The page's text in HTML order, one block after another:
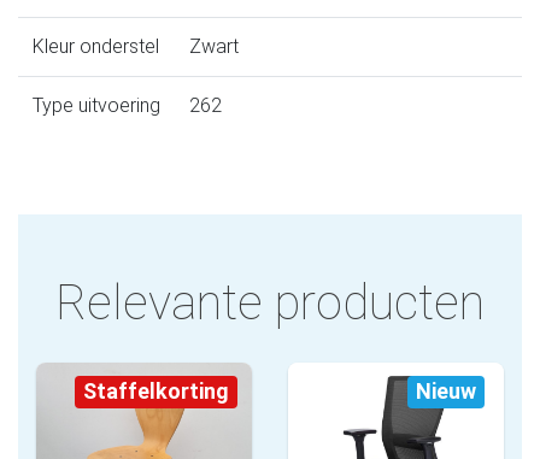
Kleur onderstel Zwart
Type uitvoering 262
Relevante producten
Staffelkorting Nieuw